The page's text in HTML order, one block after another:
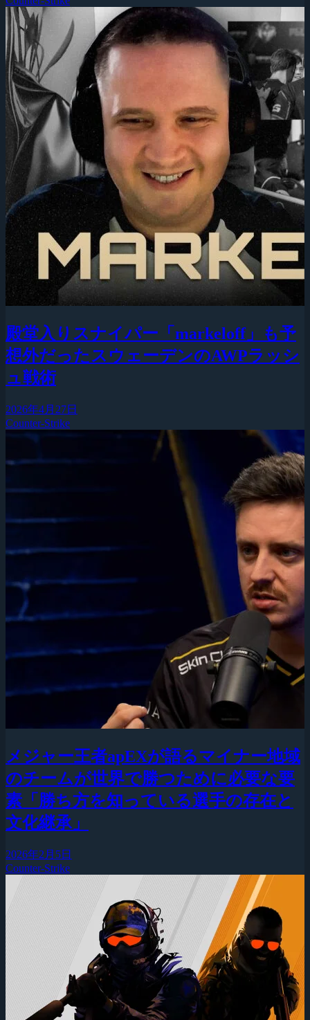
殿堂入りスナイパー「markeloff」も予
想外だったスウェーデンのAWPラッシ
ュ戦術
2026年4月27日
Counter-Strike
メジャー王者apEXが語るマイナー地域
のチームが世界で勝つために必要な要
素「勝ち方を知っている選手の存在と
文化継承」
2026年2月5日
Counter-Strike